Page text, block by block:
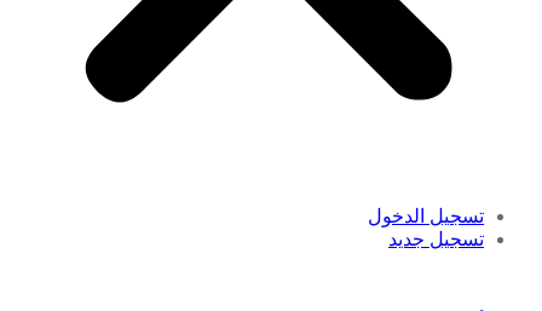
تسجيل الدخول
تسجيل جديد